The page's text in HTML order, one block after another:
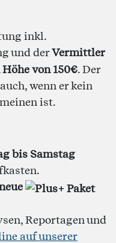
inkl.
und derVermittler
von 150€. Der
wenn er kein
ist.
bis Samstag
Reportagen und
auf unserer